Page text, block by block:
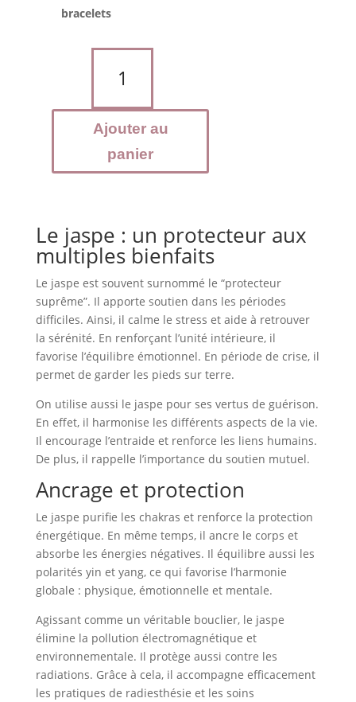
bracelets
JASPE
Mokaite
Ajouter au
panier
Le jaspe : un protecteur aux
multiples bienfaits
Le jaspe est souvent surnommé le “protecteur
suprême”. Il apporte soutien dans les périodes
difficiles. Ainsi, il calme le stress et aide à retrouver
la sérénité. En renforçant l’unité intérieure, il
favorise l’équilibre émotionnel. En période de crise, il
permet de garder les pieds sur terre.
On utilise aussi le jaspe pour ses vertus de guérison.
En effet, il harmonise les différents aspects de la vie.
Il encourage l’entraide et renforce les liens humains.
De plus, il rappelle l’importance du soutien mutuel.
Ancrage et protection
Le jaspe purifie les chakras et renforce la protection
énergétique. En même temps, il ancre le corps et
absorbe les énergies négatives. Il équilibre aussi les
polarités yin et yang, ce qui favorise l’harmonie
globale : physique, émotionnelle et mentale.
Agissant comme un véritable bouclier, le jaspe
élimine la pollution électromagnétique et
environnementale. Il protège aussi contre les
radiations. Grâce à cela, il accompagne efficacement
les pratiques de radiesthésie et les soins